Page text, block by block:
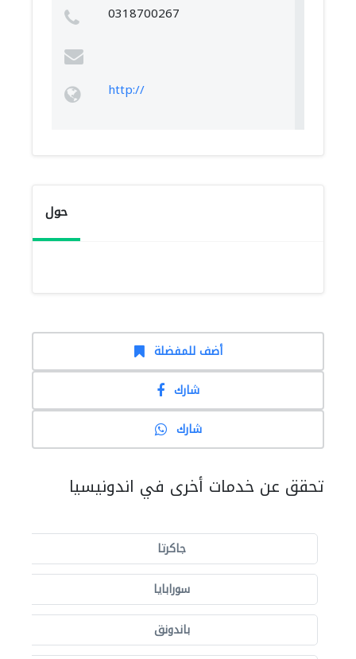
0318700267
http://
حول
أضف للمفضلة
شارك
شارك
تحقق عن خدمات أخرى في اندونيسيا
جاكرتا
سورابايا
باندونق